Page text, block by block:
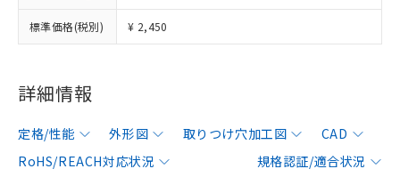
標準価格(税別) ¥ 2,450
詳細情報
定格/性能 外形図 取りつけ穴加工図
CAD
RoHS/REACH対応状況
規格認証/適合状況